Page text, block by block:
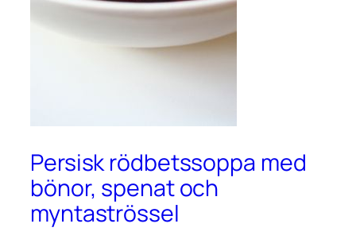
Persisk rödbetssoppa med
bönor, spenat och
myntaströssel